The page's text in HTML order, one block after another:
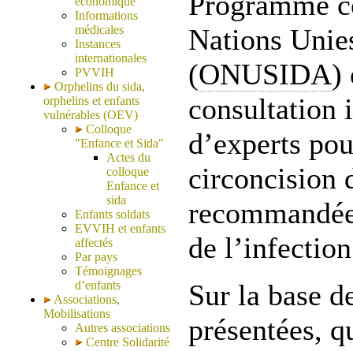
Informations
médicales
Instances
internationales
PVVIH
Orphelins du sida,
orphelins et enfants
vulnérables (OEV)
Colloque
"Enfance et Sida"
Actes du
colloque
Enfance et
sida
Enfants soldats
EVVIH et enfants
affectés
Par pays
Témoignages
d’enfants
Associations,
Mobilisations
Autres associations
Centre Solidarité
Nations
(ONUSIDA)
consultation
d’experts
circoncision
de
Sur la base
présentées,